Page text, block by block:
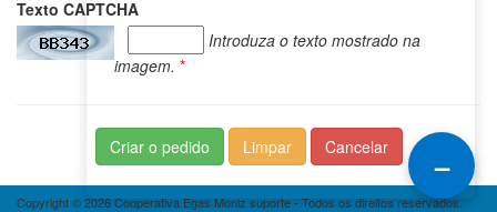
Texto CAPTCHA
Introduza o texto mostrado na
imagem. *
Copyright © 2026 Cooperativa Egas Moniz suporte - Todos os direitos reservados.
–